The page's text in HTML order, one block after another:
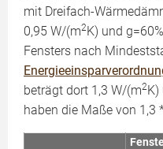
mit Dreifach-
0,95 W/(m2K) und
Fensters nach
beträgt dort 1,3 W/(m2K)
haben die Maße von 1,3